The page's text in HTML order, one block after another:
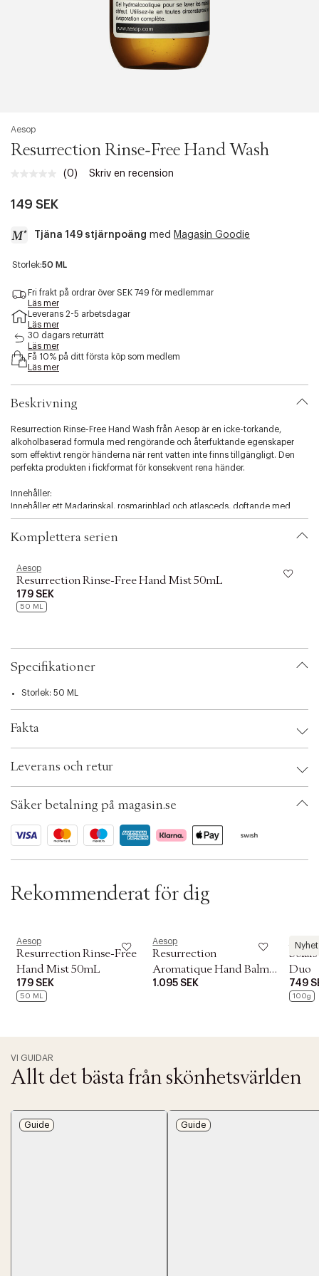
Aesop
Resurrection Rinse-Free Hand Wash
Inget
sida.
(0) Skriv en recension
149 SEK
Tjäna 149 stjärnpoäng med Magasin Goodie
a
c
s
b
i
t
.
v
a
r
a
t
i
o
s
e
e
i
o
n
Storlek:50 ML
Fri frakt på ordrar över SEK 749 för medlemmar
Läs mer
Leverans 2-5 arbetsdagar
Läs mer
30 dagars returrätt
Läs mer
Få 10% på ditt första köp som medlem
Läs mer
Beskrivning
Resurrection Rinse-Free Hand Wash från Aesop är en icke-torkande,
alkoholbaserad formula med rengörande och återfuktande egenskaper
som effektivt rengör händerna när rent vatten inte finns tillgängligt. Den
perfekta produkten i fickformat för konsekvent rena händer.
Innehåller:
Innehåller ett Madarinskal, rosmarinblad och atlasceds, doftande med
citrus, trä och örter.
Tillämpning:
klara Gel enpå torra händer och täck jämnt. Låt det avdunsta. Gör huden
ren, fräsch och klibbig.
Använd med:
Resurrection Aromatique Hand Balm . Den senare finns tillsammans med
sin renande motsvarighet i Resurrection Duet.
Komplettera serien
Aesop
Resurrection Rinse-Free Hand Mist 50mL
179 SEK
50 ML
Specifikationer
Storlek: 50 ML
Fakta
EAN: 9319944003024
ID: ABQR96-0008
Leverans och retur
Säker betalning på magasin.se
Rekommenderat för dig
Aesop
Resurrection Rinse-Free
Hand Mist 50mL
179 SEK
50 ML
Aesop
Resurrection
Aromatique Hand Balm
500mL
1.095 SEK
Nyhet
Aesop
Duo
749
100g
VI GUIDAR
Allt det bästa från skönhetsvärlden
Guide Guide